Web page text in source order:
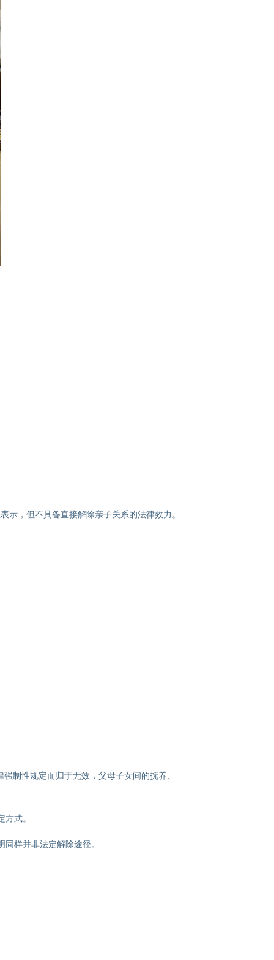
示，但不具备直接解除亲子关系的法律效力。
制性规定而归于无效，父母子女间的抚养、
式。
样并非法定解除途径。